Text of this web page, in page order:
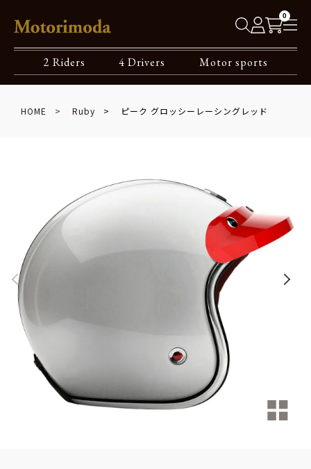
0
2 Riders 4 Drivers Motor sports
HOME Ruby ピーク グロッシーレーシングレッド